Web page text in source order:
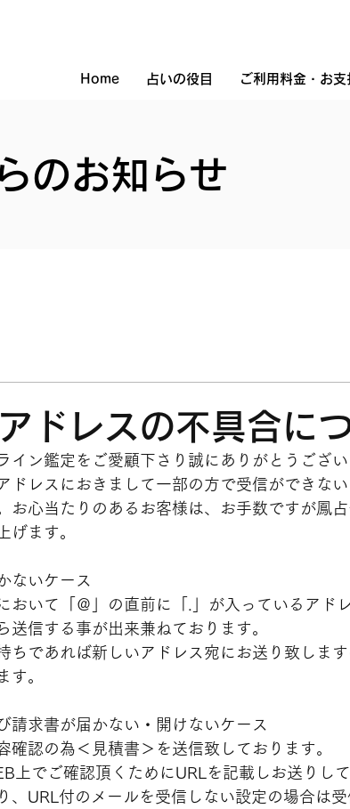
Home 占いの役目 ご利用料金・お支
のお知らせ
ドレスの不具合に
イン鑑定をご愛顧下さり誠にありがとうござい
ドレスにおきまして一部の方で受信ができな
お心当たりのあるお客様は、お手数ですが鳳
げます。
ないケース
おいて「＠」の直前に「.」が入っているアド
送信する事が出来兼ねております。
ちであれば新しいアドレス宛にお送り致しま
す。
求書が届かない・開けないケース
確認の為＜見積書＞を送信致しております。
上でご確認頂くためにURLを記載しお送りして
、URL付のメールを受信しない設定の場合は